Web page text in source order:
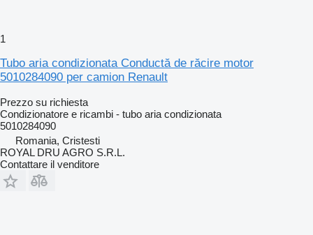
1
Tubo aria condizionata Conductă de răcire motor
5010284090 per camion Renault
Prezzo su richiesta
Condizionatore e ricambi - tubo aria condizionata
5010284090
Romania, Cristesti
ROYAL DRU AGRO S.R.L.
Contattare il venditore